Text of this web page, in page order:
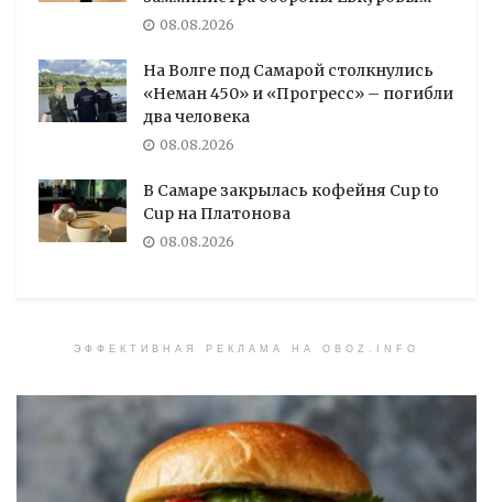
08.08.2026
На Волге под Самарой столкнулись
«Неман 450» и «Прогресс» – погибли
два человека
08.08.2026
В Самаре закрылась кофейня Cup to
Cup на Платонова
08.08.2026
ЭФФЕКТИВНАЯ РЕКЛАМА НА OBOZ.INFO